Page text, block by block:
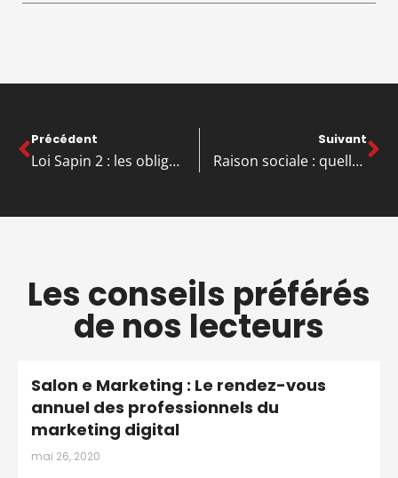
Précédent
Loi Sapin 2 : les obligations à respecter pour une conformité optimale
Suivant
Raison sociale : quelle différence avec la dénomination sociale en entreprise ?
Les conseils préférés
de nos lecteurs
Salon e Marketing : Le rendez-vous
annuel des professionnels du
marketing digital
mai 26, 2020